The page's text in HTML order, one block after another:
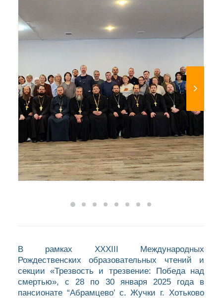
В рамках XXХIII Международных
Рождественских образовательных чтений и
секции «Трезвость и трезвение: Победа над
смертью», с 28 по 30 января 2025 года в
пансионате “Абрамцево’ с. Жучки г. Хотьково